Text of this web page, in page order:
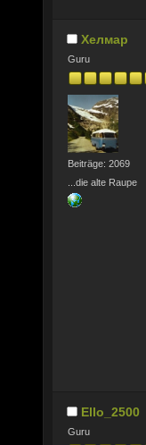
Хелмар
Guru
Beiträge: 2069
...die alte Raupe
Ello_2500
Guru